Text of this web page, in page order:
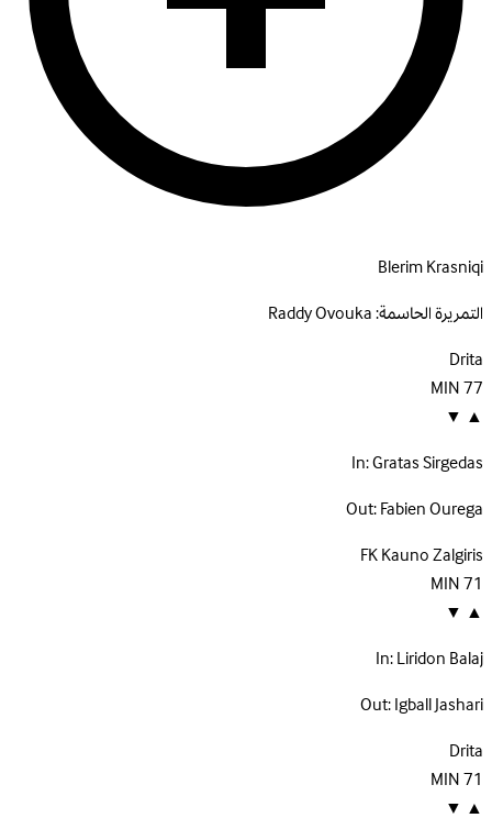
Blerim Krasniqi
التمريرة الحاسمة:Raddy Ovouka
Drita
77
MIN
▲
▼
In:Gratas Sirgedas
Out:Fabien Ourega
FK Kauno Zalgiris
71
MIN
▲
▼
In:Liridon Balaj
Out:Igball Jashari
Drita
71
MIN
▲
▼